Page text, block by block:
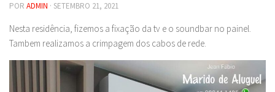
POR ADMIN · SETEMBRO 21, 2021
Nesta residência, fizemos a fixação da tv e o soundbar no painel.
Tambem realizamos a crimpagem dos cabos de rede.